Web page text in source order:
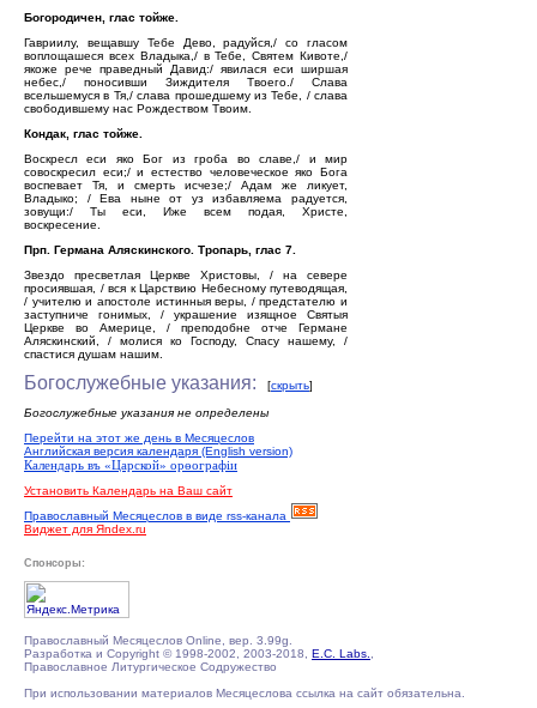
Богородичен, глас тойже.
Гавриилу, вещавшу Тебе Дево, радуйся,/ со гласом
воплощашеся всех Владыка,/ в Тебе, Святем Кивоте,/
якоже рече праведный Давид:/ явилася еси ширшая
небес,/ поносивши Зиждителя Твоего./ Слава
всельшемуся в Тя,/ слава прошедшему из Тебе, / слава
свободившему нас Рождеством Твоим.
Кондак, глас тойже.
Воскресл еси яко Бог из гроба во славе,/ и мир
совоскресил еси;/ и естество человеческое яко Бога
воспевает Тя, и смерть исчезе;/ Адам же ликует,
Владыко; / Ева ныне от уз избавляема радуется,
зовущи:/ Ты еси, Иже всем подая, Христе,
воскресение.
Прп. Германа Аляскинского. Тропарь, глас 7.
Звездо пресветлая Церкве Христовы, / на севере
просиявшая, / вся к Царствию Небесному путеводящая,
/ учителю и апостоле истинныя веры, / предстателю и
заступниче гонимых, / украшение изящное Святыя
Церкве во Америце, / преподобне отче Германе
Аляскинский, / молися ко Господу, Спасу нашему, /
спастися душам нашим.
Богослужебные указания: [скрыть]
Богослужебные указания не определены
Перейти на этот же день в Месяцеслов
Английская версия календаря (English version)
Календарь въ «Царской» орѳографiи
Установить Календарь на Ваш сайт
Православный Месяцеслов в виде rss-канала
Виджет для Яndex.ru
Спонсоры:
Православный Месяцеслов Online, вер. 3.99g.
Разработка и Copyright © 1998-2002, 2003-2018, E.C. Labs.
Православное Литургическое Содружество
При использовании материалов Месяцеслова ссылка на сайт обязательна.